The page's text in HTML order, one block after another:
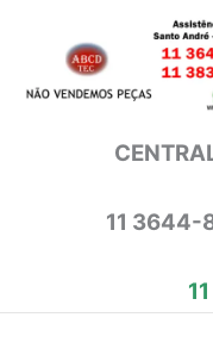
conteúdo
11 3644-